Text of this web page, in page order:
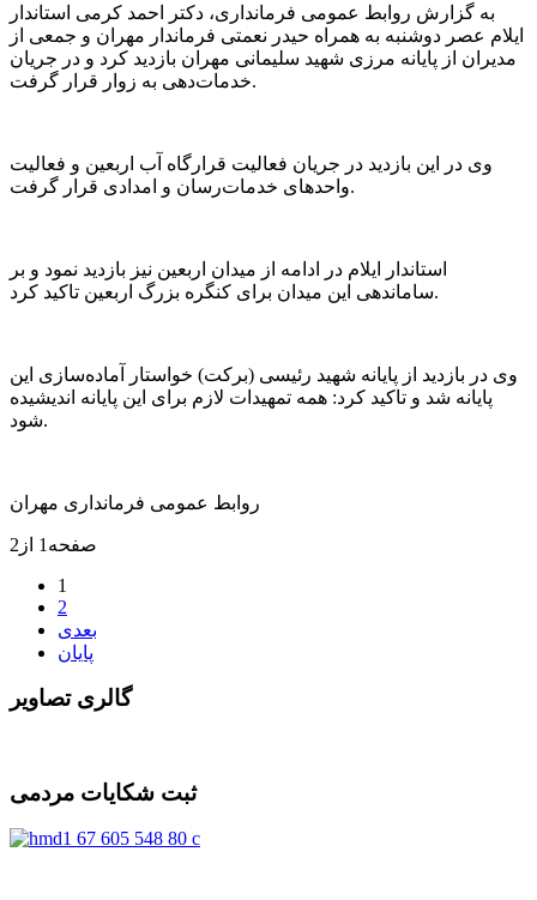
به گزارش روابط عمومی فرمانداری، دکتر احمد کرمی استاندار
ایلام عصر دوشنبه به همراه حیدر نعمتی فرماندار مهران و جمعی از
مدیران از پایانه مرزی شهید سلیمانی مهران بازدید کرد و در جریان
خدمات‌دهی به زوار قرار گرفت.
وی در این بازدید در جریان فعالیت‌ قرارگاه آب اربعین و فعالیت
واحد‌های خدمات‌رسان و امدادی قرار گرفت.
استاندار ایلام در ادامه از میدان اربعین نیز بازدید نمود و بر
ساماندهی این میدان برای کنگره بزرگ اربعین تاکید کرد.‌
وی در بازدید از پایانه شهید رئیسی (برکت) خواستار آماده‌سازی این
پایانه شد و تاکید کرد: همه تمهیدات لازم برای این پایانه اندیشیده
شود.
روابط عمومی فرمانداری مهران
صفحه1 از2
1
2
بعدی
پایان
گالری تصاویر
ثبت شکایات مردمی